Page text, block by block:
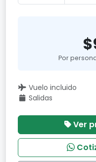
Por
Vuelo incluido
Salidas
Ver